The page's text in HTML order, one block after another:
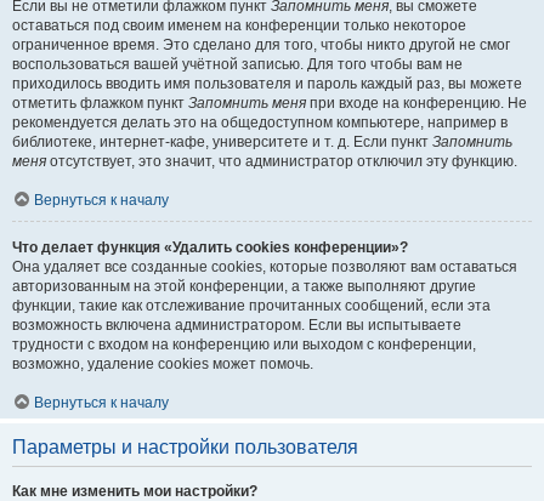
Если вы не отметили флажком пункт Запомнить меня, вы сможете
оставаться под своим именем на конференции только некоторое
ограниченное время. Это сделано для того, чтобы никто другой не смог
воспользоваться вашей учётной записью. Для того чтобы вам не
приходилось вводить имя пользователя и пароль каждый раз, вы можете
отметить флажком пункт Запомнить меня при входе на конференцию. Не
рекомендуется делать это на общедоступном компьютере, например в
библиотеке, интернет-кафе, университете и т. д. Если пункт Запомнить
меня отсутствует, это значит, что администратор отключил эту функцию.
Вернуться к началу
Что делает функция «Удалить cookies конференции»?
Она удаляет все созданные cookies, которые позволяют вам оставаться
авторизованным на этой конференции, а также выполняют другие
функции, такие как отслеживание прочитанных сообщений, если эта
возможность включена администратором. Если вы испытываете
трудности с входом на конференцию или выходом с конференции,
возможно, удаление cookies может помочь.
Вернуться к началу
Параметры и настройки пользователя
Как мне изменить мои настройки?